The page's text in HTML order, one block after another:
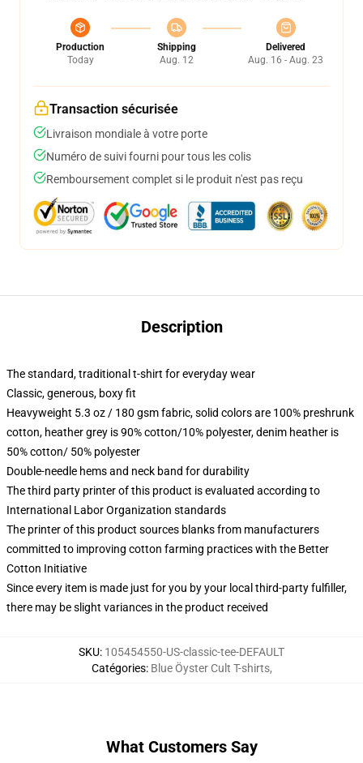
Production
Today
Shipping
Aug. 12
Delivered
Aug. 16 - Aug. 23
Transaction sécurisée
Livraison mondiale à votre porte
Numéro de suivi fourni pour tous les colis
Remboursement complet si le produit n'est pas reçu
Description
The standard, traditional t-shirt for everyday wear
Classic, generous, boxy fit
Heavyweight 5.3 oz / 180 gsm fabric, solid colors are 100% preshrunk
cotton, heather grey is 90% cotton/10% polyester, denim heather is
50% cotton/ 50% polyester
Double-needle hems and neck band for durability
The third party printer of this product is evaluated according to
International Labor Organization standards
The printer of this product sources blanks from manufacturers
committed to improving cotton farming practices with the Better
Cotton Initiative
Since every item is made just for you by your local third-party fulfiller,
there may be slight variances in the product received
SKU: 105454550-US-classic-tee-DEFAULT
Catégories: Blue Öyster Cult T-shirts,
What Customers Say